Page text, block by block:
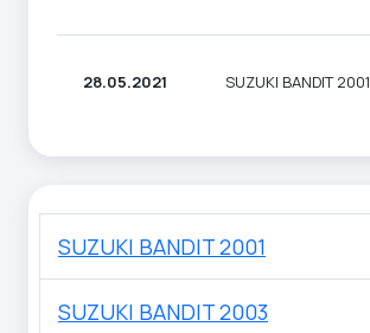
28.05.2021 SUZUKI BANDIT 2001
SUZUKI BANDIT 2001
SUZUKI BANDIT 2003